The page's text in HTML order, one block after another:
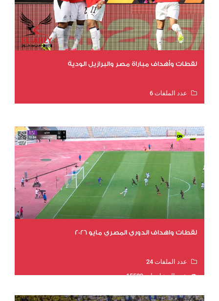
لقطات وأهداف مباراة مصر والبرازيل الودية
عدد الملفات 6
لقطات واهداف الدوري المصري مايو 2026
عدد الملفات 24
عدد المشاهدات 15509